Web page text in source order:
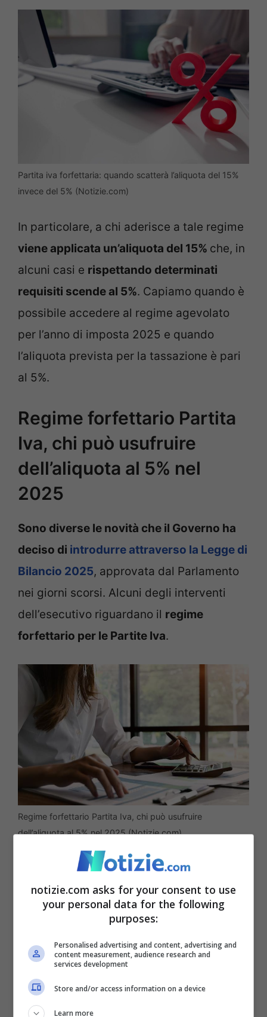
Partita iva forfettaria: quando scatterà l’aliquota del 15%
invece del 5% (Notizie.com)
In particolare, a chi aderisce a tale regime
viene applicata un’aliquota del 15% che, in
alcuni casi e rispettando determinati
requisiti scende al 5%. Capiamo quando è
possibile accedere al regime agevolato
per l’anno di imposta 2025 e quando
l’aliquota prevista per la tassazione è pari
al 5%.
Regime forfettario Partita
Iva, chi può usufruire
dell’aliquota al 5% nel
2025
Sono diverse le novità che il Governo ha
deciso di introdurre attraverso la Legge di
Bilancio 2025, approvata dal Parlamento
nei giorni scorsi. Alcuni degli interventi
dell’esecutivo riguardano il regime
forfettario per le Partite Iva.
Regime forfettario Partita Iva, chi può usufruire
dell’aliquota al 5% nel 2025 (Notizie.com)
Questo regime, come appena accennato,
concede la possibilità di avere una
tassazione agevolata e una serie di
specifico, per quanto riguarda l’aliquota,
questa è
per i primi cinque anni di attività
notizie.com asks for your consent to use
your personal data for the following
purposes:
Personalised advertising and content, advertising and
content measurement, audience research and
services development
Store and/or access information on a device
Learn more